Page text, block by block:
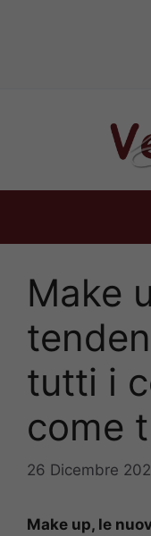
Make
tutti i
come
26 Dicembre
Make up, le